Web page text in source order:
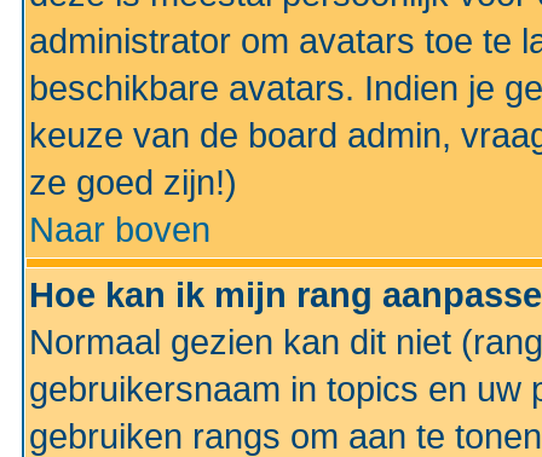
administrator om avatars toe te
beschikbare avatars. Indien je
keuze van de board admin,
ze goed zijn!)
Naar boven
Hoe kan ik mijn rang
Normaal gezien kan dit niet
gebruikersnaam in topics en uw
gebruiken rangs om aan te